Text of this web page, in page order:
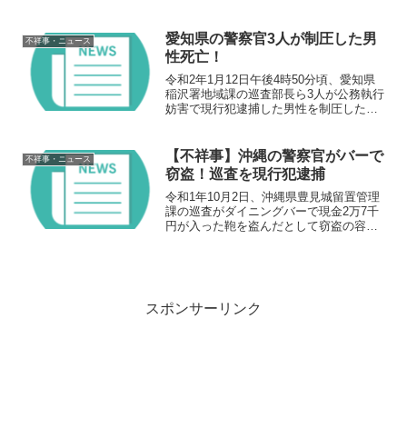
にあったばかりであった。概要令和2年5
月11日...
不祥事・ニュース
愛知県の警察官3人が制圧した男
性死亡！
令和2年1月12日午後4時50分頃、愛知県
稲沢署地域課の巡査部長ら3人が公務執行
妨害で現行犯逮捕した男性を制圧したと
50分頃、愛知県稲沢署地域課の巡査部長
ら3人が...
不祥事・ニュース
【不祥事】沖縄の警察官がバーで
窃盗！巡査を現行犯逮捕
令和1年10月2日、沖縄県豊見城留置管理
課の巡査がダイニングバーで現金2万7千
円が入った鞄を盗んだとして窃盗の容疑
スポンサーリンク